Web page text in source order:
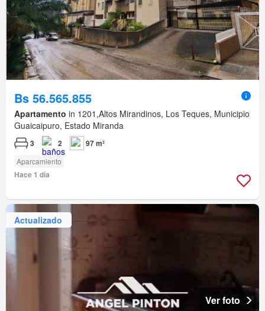
Bs 56.565.855
Apartamento in 1201,Altos Mirandinos, Los Teques, Municipio
Guaicaipuro, Estado Miranda
3 2 97 m²
Aparcamiento
Hace 1 día
Actualizado
Ver foto